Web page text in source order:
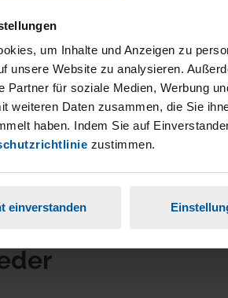
um Inhalte und Anzeigen zu
unsere Website zu analysieren.
Partner für soziale Medien, Werbung
weiteren Daten zusammen, die Sie
haben. Indem Sie auf
zustimmen.
einverstanden
für Arbeitnehmer, Beamte,
§ 4 Nr. 11 Steuerberatungsgesetz (StBerG).
vielen Fällen der geeignete Dienstleister für
aus selbstständiger Tätigkeit und